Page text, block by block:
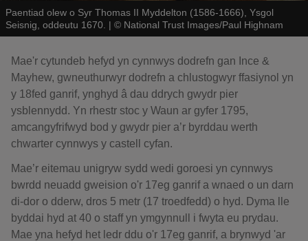
Paentiad olew o Syr Thomas II Myddelton (1586-1666), Ysgol
Seisnig, oddeutu 1670. | © National Trust Images/Paul Highnam
Mae'r cytundeb hefyd yn cynnwys dodrefn gan Ince &
Mayhew, gwneuthurwyr dodrefn a chlustogwyr ffasiynol yn
y 18fed ganrif, ynghyd â dau ddrych gwydr pier
ysblennydd. Yn rhestr stoc y Waun ar gyfer 1795,
amcangyfrifwyd bod y gwydr pier a’r byrddau werth
chwarter cynnwys y castell cyfan.
Mae’r eitemau unigryw sydd wedi goroesi yn cynnwys
bwrdd neuadd gweision o'r 17eg ganrif a wnaed o un darn
di-dor o dderw, dros 5 metr (17 troedfedd) o hyd. Dyma lle
byddai hyd at 40 o staff yn ymgynnull i fwyta eu prydau.
Mae yna hefyd het ledr ddu o'r 17eg ganrif, a brynwyd 'ar